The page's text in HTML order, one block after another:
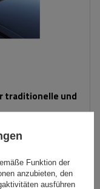
traditionelle und
schon am11. August
Funktion der
anzubieten, den
ausführen